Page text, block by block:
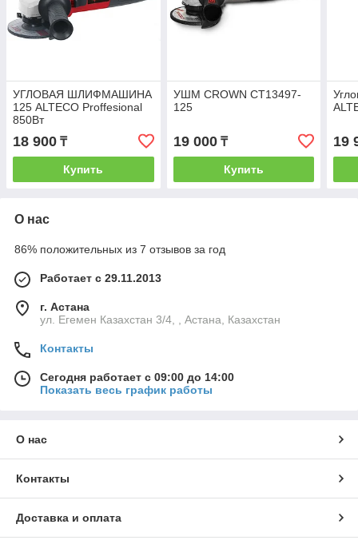
УГЛОВАЯ ШЛИФМАШИНА
125 ALTECO Proffesional
850Вт
18 900 ₸
Купить
УШМ CROWN CT13497-
125
19 000₸
Купить
19
О нас
86% положительных из 7 отзывов за год
Работает с 29.11.2013
г. Астана
ул. Егемен Казахстан 3/4, , Астана, Казахстан
Контакты
Сегодня работает с 09:00 до 14:00
Показать весь график работы
О нас
Контакты
Доставка и оплата